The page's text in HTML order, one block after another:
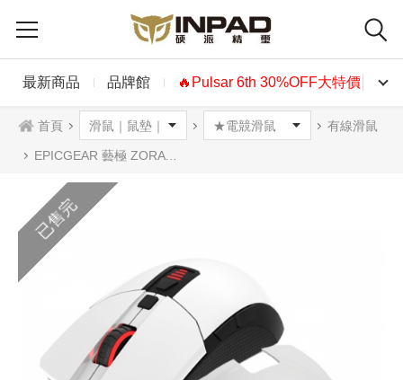
最新商品 品牌館 🔥Pulsar 6th 30%OFF大特價🔥
首頁 有線滑鼠
EPICGEAR 藝極 ZORA 魔拉 光學滑鼠 白色
已售完